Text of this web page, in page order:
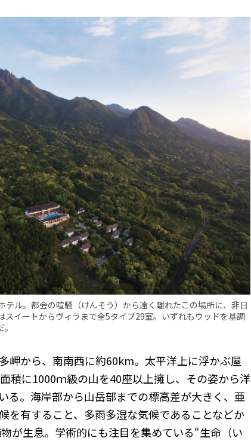
テル。都会の喧騒（けんそう）から遠く離れたこの場所に、非日
スイートからヴィラまで全5タイプ29室。いずれもウッドを基調
岬から、南南西に約60km。太平洋上に浮かぶ屋
積に1000ｍ級の山を40座以上擁し、その姿から洋
る。海岸部から山岳部までの標高差が大きく、亜
を有すること、多雨多湿な気候であることなどか
が生息。学術的にも注目を集めている“生命（い